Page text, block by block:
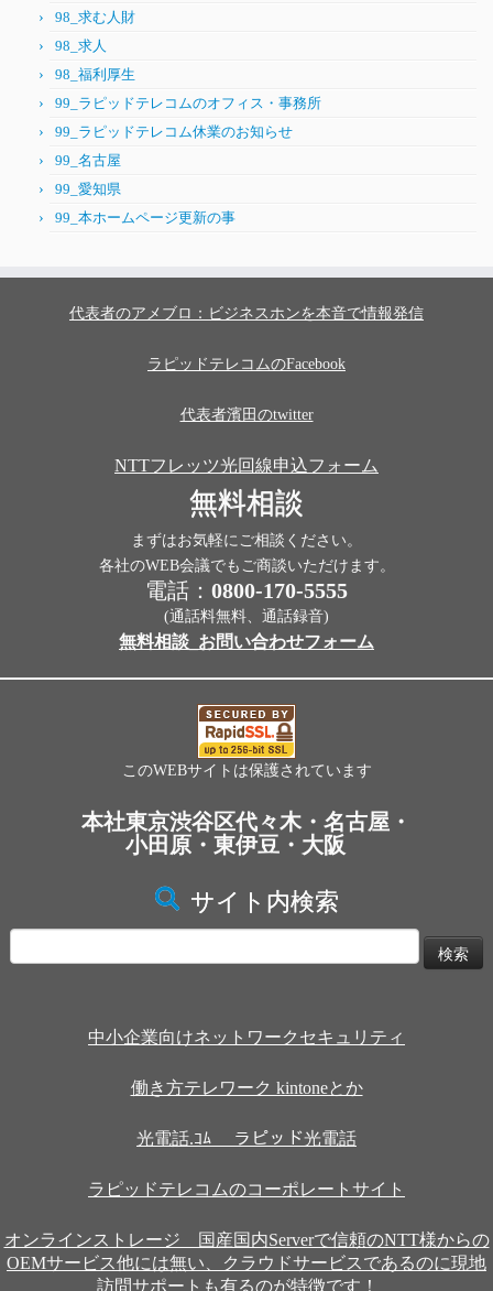
98_求む人財
98_求人
98_福利厚生
99_ラピッドテレコムのオフィス・事務所
99_ラピッドテレコム休業のお知らせ
99_名古屋
99_愛知県
99_本ホームページ更新の事
代表者のアメブロ：ビジネスホンを本音で情報発信
ラピッドテレコムのFacebook
代表者濱田のtwitter
NTTフレッツ光回線申込フォーム
無料相談
まずはお気軽にご相談ください。
各社のWEB会議でもご商談いただけます。
電話： 0800-170-5555
(通話料無料、通話録音)
無料相談_お問い合わせフォーム
このWEBサイトは保護されています
本社東京渋谷区代々木・名古屋・
小田原・東伊豆・大阪
サイト内検索
索:
中小企業向けネットワークセキュリティ
働き方テレワーク kintoneとか
光電話.ｺﾑ ラピッド光電話
ラピッドテレコムのコーポレートサイト
オンラインストレージ 国産国内Serverで信頼のNTT様からの
OEMサービス他には無い、クラウドサービスであるのに現地
訪問サポートも有るのが特徴です！